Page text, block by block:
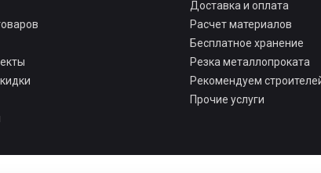
Доставка и оплата
Расчет материалов
Бесплатное хранение
Резка металлопроката
Рекомендуем
Прочие услуги